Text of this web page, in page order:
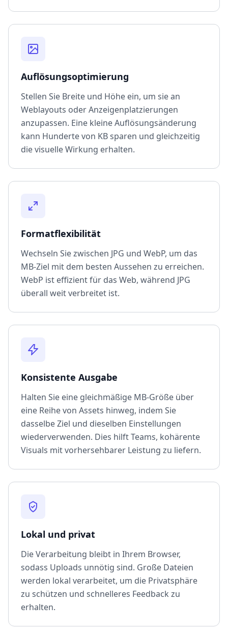
Auflösungsoptimierung
Stellen Sie Breite und Höhe ein, um sie an
Weblayouts oder Anzeigenplatzierungen
anzupassen. Eine kleine Auflösungsänderung
kann Hunderte von KB sparen und gleichzeitig
die visuelle Wirkung erhalten.
Formatflexibilität
Wechseln Sie zwischen JPG und WebP, um das
MB-Ziel mit dem besten Aussehen zu erreichen.
WebP ist effizient für das Web, während JPG
überall weit verbreitet ist.
Konsistente Ausgabe
Halten Sie eine gleichmäßige MB-Größe über
eine Reihe von Assets hinweg, indem Sie
dasselbe Ziel und dieselben Einstellungen
wiederverwenden. Dies hilft Teams, kohärente
Visuals mit vorhersehbarer Leistung zu liefern.
Lokal und privat
Die Verarbeitung bleibt in Ihrem Browser,
sodass Uploads unnötig sind. Große Dateien
werden lokal verarbeitet, um die Privatsphäre
zu schützen und schnelleres Feedback zu
erhalten.